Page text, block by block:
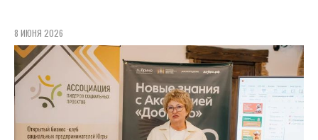
8 ИЮНЯ 2026